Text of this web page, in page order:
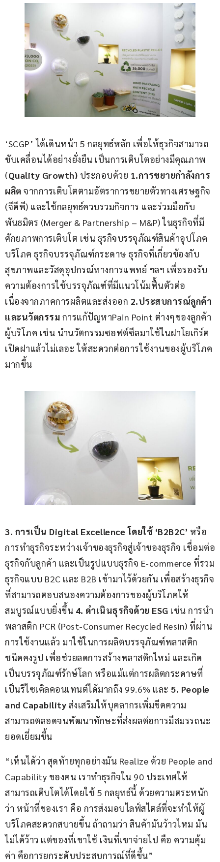
‘SCGP’ ได้เดินหน้า 5 กลยุทธ์หลัก เพื่อให้ธุรกิจสามารถ
ขับเคลื่อนได้อย่างยั่งยืน เป็นการเติบโตอย่างมีคุณภาพ
(Quality Growth) ประกอบด้วย 1.การขยายกำลังการ
ผลิต จากการเติบโตตามอัตราการขยายตัวทางเศรษฐกิจ
(จีดีพี) และใช้กลยุทธ์ควบรวมกิจการ และร่วมมือกับ
พันธมิตร (Merger & Partnership – M&P) ในธุรกิจที่มี
ศักยภาพการเติบโต เช่น ธุรกิจบรรจุภัณฑ์สินค้าอุปโภค
บริโภค ธุรกิจบรรจุภัณฑ์กระดาษ ธุรกิจที่เกี่ยวข้องกับ
สุขภาพและวัสดุอุปกรณ์ทางการแพทย์ ฯลฯ เพื่อรองรับ
ความต้องการใช้บรรจุภัณฑ์ที่มีแนวโน้มฟื้นตัวต่อ
เนื่องจากภาคการผลิตและส่งออก 2.ประสบการณ์ลูกค้า
และนวัตกรรม การแก้ปัญหาPain Point ต่างๆของลูกค้า
ผู้บริโภค เช่น นำนวัตกรรมซอฟต์ซีลมาใช้ในฝาโยเกิร์ต
เปิดฝาแล้วไม่เลอะ ให้สะดวกต่อการใช้งานของผู้บริโภค
มากขึ้น
3. การเป็น Digital Excellence โดยใช้ ‘B2B2C’ หรือ
การทำธุรกิจระหว่างเจ้าของธุรกิจสู่เจ้าของธุรกิจ เชื่อมต่อ
ธุรกิจกับลูกค้า และเป็นรูปแบบธุรกิจ E-commerce ที่รวม
ธุรกิจแบบ B2C และ B2B เข้ามาไว้ด้วยกัน เพื่อสร้างธุรกิจ
ที่สามารถตอบสนองความต้องการของผู้บริโภคให้
สมบูรณ์แบบยิ่งขึ้น 4. ดำเนินธุรกิจด้วย ESG เช่น การนำ
พลาสติก PCR (Post-Consumer Recycled Resin) ที่ผ่าน
การใช้งานแล้ว มาใช้ในการผลิตบรรจุภัณฑ์พลาสติก
ชนิดคงรูป เพื่อช่วยลดการสร้างพลาสติกใหม่ และเกิด
เป็นบรรจุภัณฑ์รักษ์โลก หรือแม้แต่การผลิตกระดาษที่
เป็นรีไซเคิลคอนเทนต์ได้มากถึง 99.6% และ 5. People
and Capability ส่งเสริมให้บุคลากรเพิ่มขีดความ
สามารถตลอดจนพัฒนาทักษะที่ส่งผลต่อการมีสมรรถนะ
ยอดเยี่ยมขึ้น
“เห็นได้ว่า สุดท้ายทุกอย่างมัน Realize ด้วย People and
Capability ของคน เราทำธุรกิจใน 90 ประเทศให้
สามารถเติบโตได้โดยใช้ 5 กลยุทธ์นี้ ด้วยความตระหนัก
ว่า หน้าที่ของเรา คือ การส่งมอบไลฟ์สไตล์ที่จะทำให้ผู้
บริโภคสะดวกสบายขึ้น ถ้าถามว่า สินค้ามันว้าวไหม มัน
ไม่ได้ว้าว แต่ของที่เขาใช้ เงินที่เขาจ่ายไป คือ ความคุ้ม
ค่า คือการยกระดับประสบการณ์ที่ดีขึ้น”